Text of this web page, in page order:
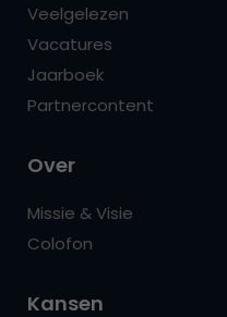
Veelgelezen
Vacatures
Jaarboek
Partnercontent
Over
Missie & Visie
Colofon
Kansen